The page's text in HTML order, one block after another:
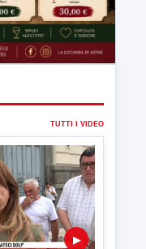
TUTTI I VIDEO